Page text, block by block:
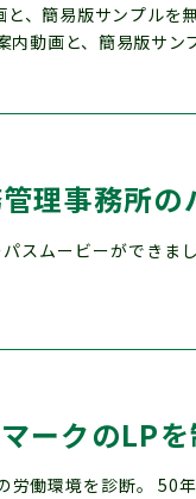
と、簡易版サンプル
内動画と、簡易版サ
理事務所
パスムービーができ
ークのLPを
働環境を診断。 50